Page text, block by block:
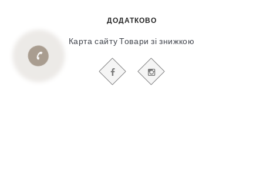
ДОДАТКОВО
Карта сайту Товари зі знижкою